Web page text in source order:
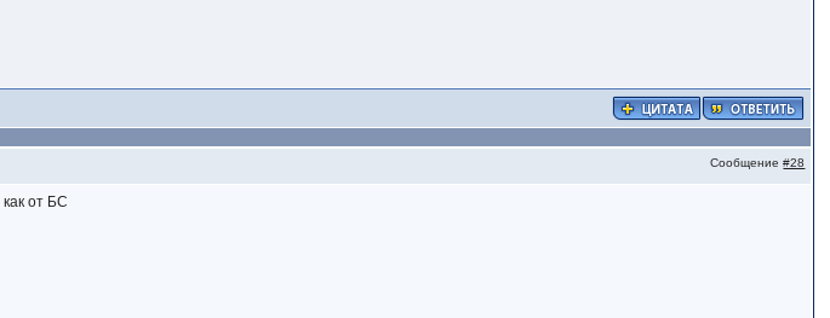
Сообщение#28
от БС